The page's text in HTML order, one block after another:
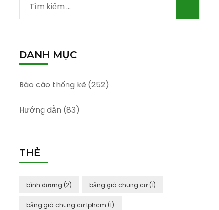
Tìm
kiếm
DANH MỤC
Báo cáo thống kê (252)
Hướng dẫn (83)
THẺ
bình dương (2) bảng giá chung cư (1)
bảng giá chung cư tphcm (1)